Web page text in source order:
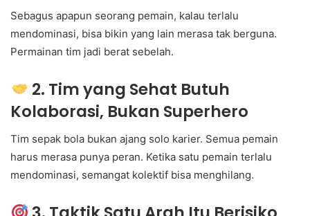
Sebagus apapun seorang pemain, kalau terlalu
mendominasi, bisa bikin yang lain merasa tak berguna.
Permainan tim jadi berat sebelah.
2. Tim yang Sehat Butuh
Kolaborasi, Bukan Superhero
Tim sepak bola bukan ajang solo karier. Semua pemain
harus merasa punya peran. Ketika satu pemain terlalu
mendominasi, semangat kolektif bisa menghilang.